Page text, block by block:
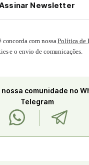
Newsletter
concorda com nossaPolítica de
e o envio de comunicações.
comunidade no
Telegram